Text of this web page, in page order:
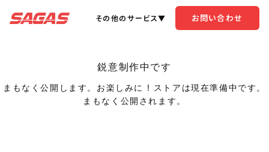
その他のサービス▼ お問い合わせ
鋭意制作中です
まもなく公開します。お楽しみに ! ストアは現在準備中です。
まもなく公開されます。